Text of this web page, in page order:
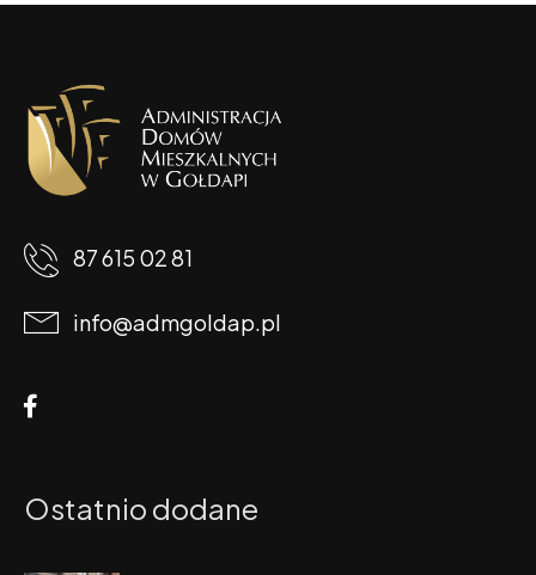
87 615 02 81
info@admgoldap.pl
Ostatnio dodane